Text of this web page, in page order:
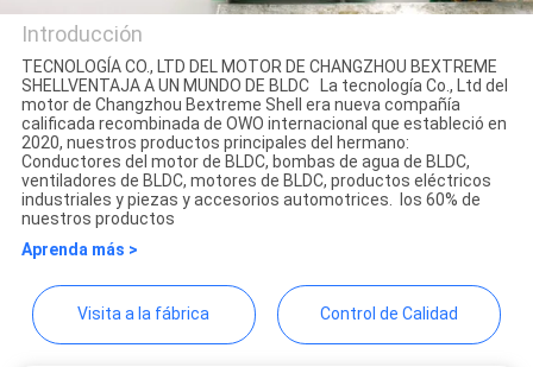
LOS
CASOS
SOLICITAR
UNA
COTIZACIÓN
MAPA
DEL
Changzhou Bextreme Shell
Motor Technology Co.,Ltd
Introducción
TECNOLOGÍA CO., LTD DEL MOTOR DE CHANGZHOU BEXTREME
SHELLVENTAJA A UN MUNDO DE BLDC La tecnología Co., Ltd del
motor de Changzhou Bextreme Shell era nueva compañía
calificada recombinada de OWO internacional que estableció en
2020, nuestros productos principales del hermano:
Conductores del motor de BLDC, bombas de agua de BLDC,
ventiladores de BLDC, motores de BLDC, productos eléctricos
industriales y piezas y accesorios automotrices. los 60% de
nuestros productos
Aprenda más >
Visita a la fábrica Control de Calidad